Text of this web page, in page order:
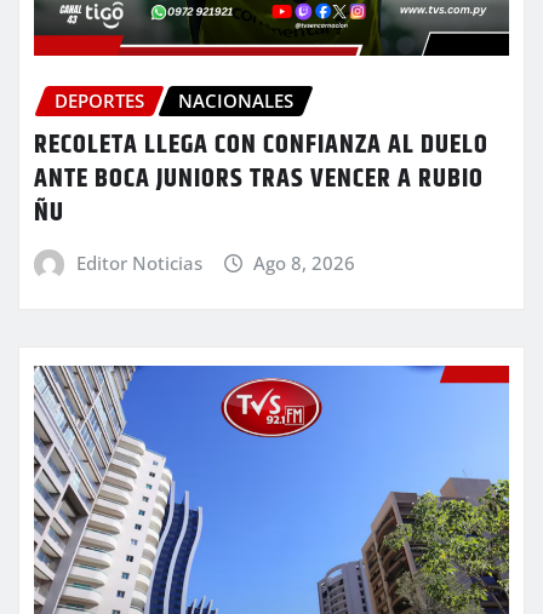
DEPORTES NACIONALES
RECOLETA LLEGA CON CONFIANZA AL DUELO
ANTE BOCA JUNIORS TRAS VENCER A RUBIO
ÑU
Editor Noticias Ago 8, 2026